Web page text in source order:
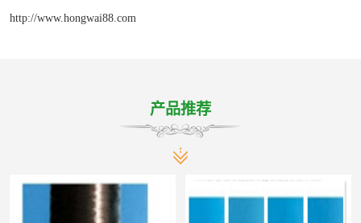
http://www.hongwai88.com
产品推荐